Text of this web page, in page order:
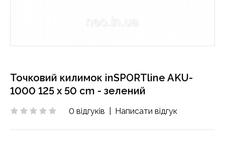
Точковий килимок inSPORTline AKU-
1000 125 x 50 cm - зелений
0 відгуків Написати відгук